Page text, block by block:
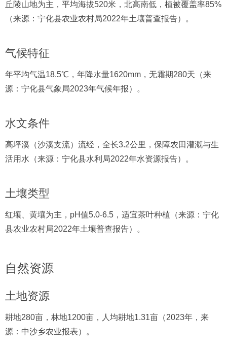
丘陵山地为主，平均海拔520米，北高南低，植被覆盖率85%
（来源：宁化县农业农村局2022年土壤普查报告）。
气候特征
年平均气温18.5℃，年降水量1620mm，无霜期280天（来
源：宁化县气象局2023年气候年报）。
水文条件
高坪溪（沙溪支流）流经，全长3.2公里，保障农田灌溉与生
活用水（来源：宁化县水利局2022年水资源报告）。
土壤类型
红壤、黄壤为主，pH值5.0-6.5，适宜茶叶种植（来源：宁化
县农业农村局2022年土壤普查报告）。
自然资源
土地资源
耕地280亩，林地1200亩，人均耕地1.31亩（2023年，来
源：中沙乡农业报表）。